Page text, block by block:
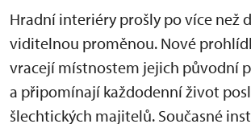
Hradní interiéry prošly po více než
viditelnou proměnou. Nové
vracejí místnostem jejich původní
a připomínají každodenní život
šlechtických majitelů. Současné